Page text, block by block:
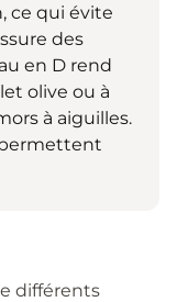
ce qui évite
des
en D rend
olive ou à
à aiguilles.
différents